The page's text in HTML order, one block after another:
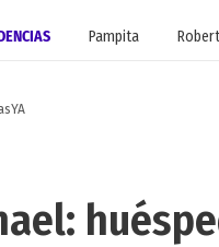
Pampita